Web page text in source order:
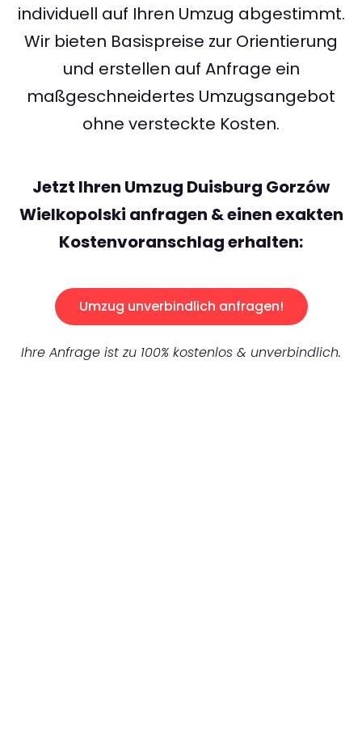
individuell auf Ihren Umzug abgestimmt.
Wir bieten Basispreise zur Orientierung
und erstellen auf Anfrage ein
maßgeschneidertes Umzugsangebot
ohne versteckte Kosten.
Jetzt Ihren Umzug Duisburg Gorzów
Wielkopolski anfragen & einen exakten
Kostenvoranschlag erhalten:
Umzug unverbindlich anfragen!
Ihre Anfrage ist zu 100% kostenlos & unverbindlich.